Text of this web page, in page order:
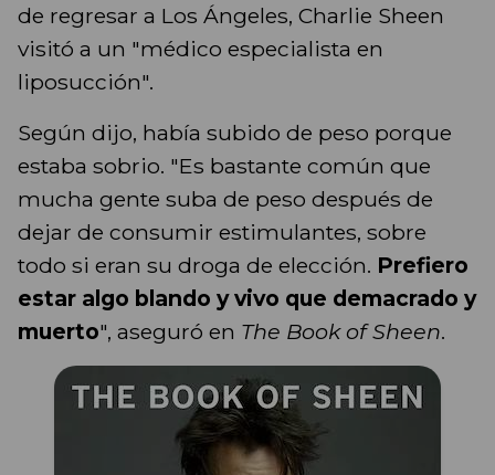
de regresar a Los Ángeles, Charlie Sheen
visitó a un "médico especialista en
liposucción".
Según dijo, había subido de peso porque
estaba sobrio. "Es bastante común que
mucha gente suba de peso después de
dejar de consumir estimulantes, sobre
todo si eran su droga de elección. Prefiero
estar algo blando y vivo que demacrado y
muerto", aseguró en The Book of Sheen.